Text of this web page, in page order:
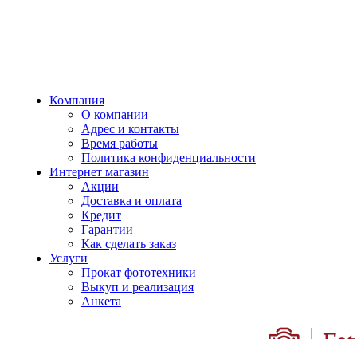
Компания
О компании
Адрес и контакты
Время работы
Политика конфиденциальности
Интернет магазин
Акции
Доставка и оплата
Кредит
Гарантии
Как сделать заказ
Услуги
Прокат фототехники
Выкуп и реализация
Анкета